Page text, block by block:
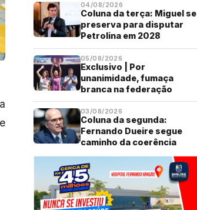
04/08/2026
Coluna da terça: Miguel se
preserva para disputar
Petrolina em 2028
05/08/2026
Exclusivo | Por
unanimidade, fumaça
branca na federação
03/08/2026
Coluna da segunda:
Fernando Dueire segue
caminho da coerência